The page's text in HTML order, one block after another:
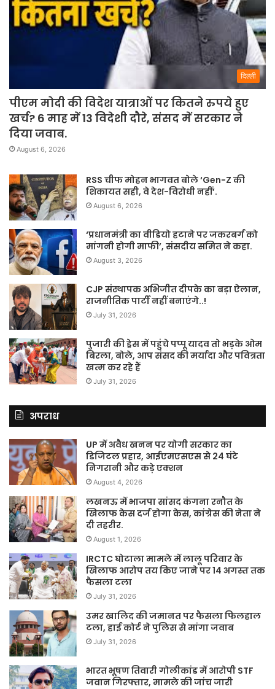
दिल्ली
पीएम मोदी की विदेश यात्राओं पर कितने रुपये हुए
खर्च? 6 माह में 13 विदेशी दौरे, संसद में सरकार ने
दिया जवाब.
August 6, 2026
RSS चीफ मोहन भागवत बोले ‘Gen-Z की
शिकायत सही, वे देश-विरोधी नहीं’.
August 6, 2026
‘प्रधानमंत्री का वीडियो हटाने पर जकरबर्ग को
मांगनी होगी माफी’, संसदीय समित ने कहा.
August 3, 2026
CJP संस्थापक अभिजीत दीपके का बड़ा ऐलान,
राजनीतिक पार्टी नहीं बनाएंगे..!
July 31, 2026
पुजारी की ड्रेस में पहुंचे पप्पू यादव तो भड़के ओम
बिरला, बोले, आप संसद की मर्यादा और पवित्रता
खत्म कर रहे हैं
July 31, 2026
अपराध
UP में अवैध खनन पर योगी सरकार का
डिजिटल प्रहार, आईएमएसएस से 24 घंटे
निगरानी और कड़े एक्शन
August 4, 2026
लखनऊ में भाजपा सांसद कंगना रनौत के
खिलाफ केस दर्ज होगा केस, कांग्रेस की नेता ने
दी तहरीर.
August 1, 2026
IRCTC घोटाला मामले में लालू परिवार के
खिलाफ आरोप तय किए जाने पर 14 अगस्त तक
फैसला टला
July 31, 2026
उमर खालिद की जमानत पर फैसला फिलहाल
टला, हाई कोर्ट ने पुलिस से मांगा जवाब
July 31, 2026
भारत भूषण तिवारी गोलीकांड में आरोपी STF
जवान गिरफ्तार, मामले की जांच जारी